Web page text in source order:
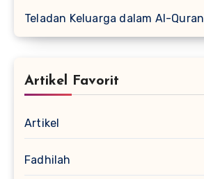
Teladan Keluarga dalam Al-Quran
Artikel Favorit
Artikel
Fadhilah